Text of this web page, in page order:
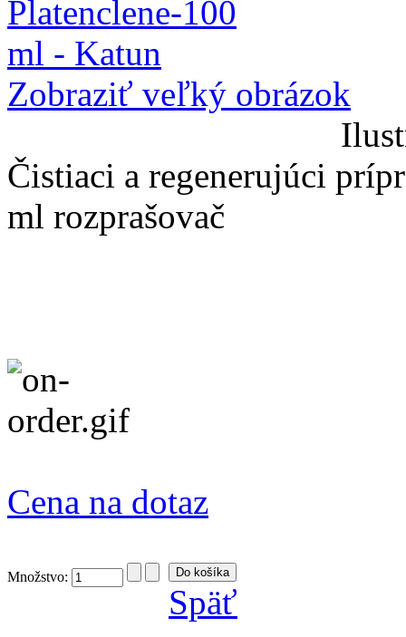
Zobraziť veľký obrázok
Čistiaci a regenerujúci
ml rozprašovač
Cena na dotaz
Množstvo:
Späť